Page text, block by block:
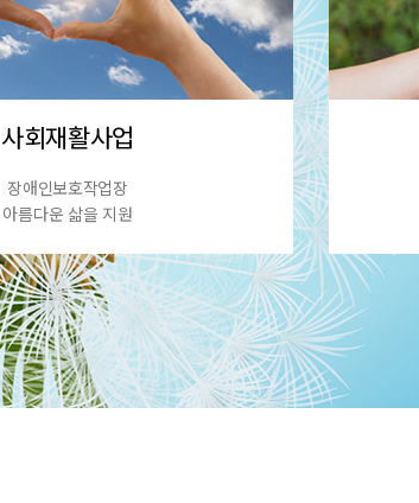
사회재활사업
장애인보호작업장
아름다운 삶을 지원